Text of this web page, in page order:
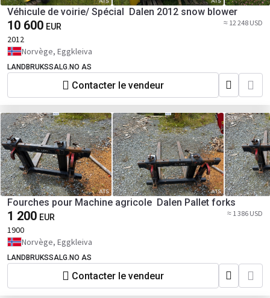
Véhicule de voirie/ Spécial Dalen 2012 snow blower
10 600 EUR ≈ 12 248 USD
2012
Norvège, Eggkleiva
LANDBRUKSSALG.NO AS
Contacter le vendeur
Fourches pour Machine agricole Dalen Pallet forks
1 200 EUR ≈ 1 386 USD
1900
Norvège, Eggkleiva
LANDBRUKSSALG.NO AS
Contacter le vendeur